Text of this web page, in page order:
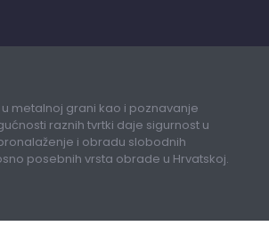
metalnoj grani kao i poznavanje
raznih tvrtki daje sigurnost u
i obradu slobodnih
posebnih vrsta obrade u Hrvatskoj.